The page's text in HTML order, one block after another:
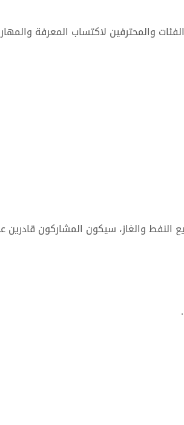
والمحترفين لاكتساب المعرفة
النفط والغاز، سيكون المشاركون قادرين